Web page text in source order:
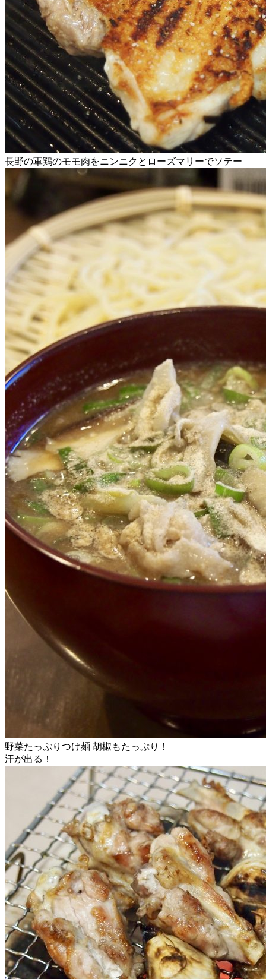
長野の軍鶏のモモ肉をニンニクとローズマリーでソテー
野菜たっぷりつけ麺 胡椒もたっぷり！
汗が出る！